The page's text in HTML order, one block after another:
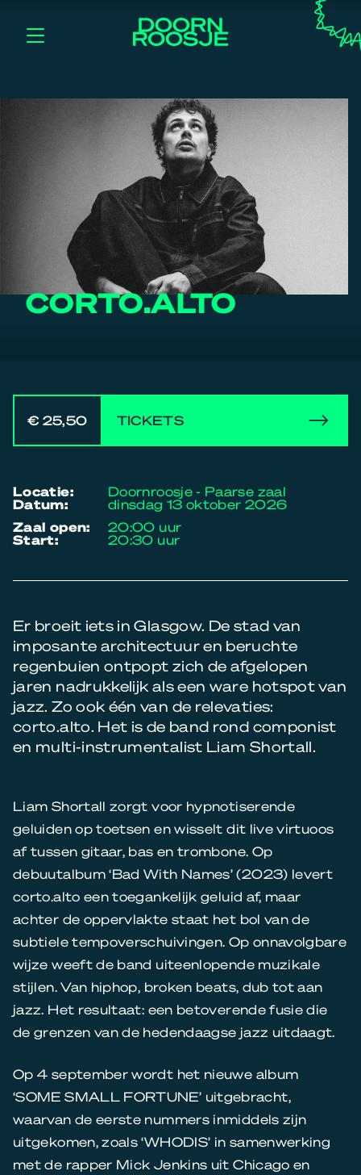
CORTO.ALTO
€ 25,50 TICKETS
locatie: Doornroosje - Paarse zaal
datum:
dinsdag 13 oktober 2026
zaal open:
20:00 uur
start: 20:30 uur
Er broeit iets in Glasgow. De stad van
imposante architectuur en beruchte
regenbuien ontpopt zich de afgelopen
jaren nadrukkelijk als een ware hotspot van
jazz. Zo ook één van de relevaties:
corto.alto. Het is de band rond componist
en multi-instrumentalist Liam Shortall.
Liam Shortall zorgt voor hypnotiserende
geluiden op toetsen en wisselt dit live virtuoos
af tussen gitaar, bas en trombone. Op
debuutalbum ‘Bad With Names’ (2023) levert
corto.alto een toegankelijk geluid af, maar
achter de oppervlakte staat het bol van de
subtiele tempoverschuivingen. Op onnavolgbare
wijze weeft de band uiteenlopende muzikale
stijlen. Van hiphop, broken beats, dub tot aan
jazz. Het resultaat: een betoverende fusie die
de grenzen van de hedendaagse jazz uitdaagt.
Op 4 september wordt het nieuwe album
‘SOME SMALL FORTUNE’ uitgebracht,
waarvan de eerste nummers inmiddels zijn
uitgekomen, zoals ‘WHODIS’ in samenwerking
met de rapper Mick Jenkins uit Chicago en